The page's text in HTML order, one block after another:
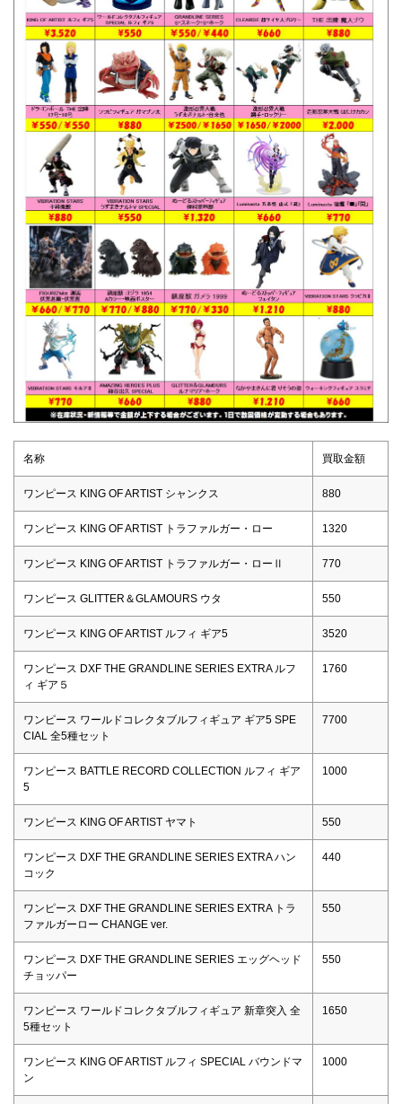
名称 買取金額
ワンピース KING OF ARTIST シャンクス 880
ワンピース KING OF ARTIST トラファルガー・ロー 1320
ワンピース KING OF ARTIST トラファルガー・ローⅡ 770
ワンピース GLITTER＆GLAMOURS ウタ 550
ワンピース KING OF ARTIST ルフィ ギア5 3520
ワンピース DXF THE GRANDLINE SERIES EXTRA ルフ
ィ ギア５
1760
ワンピース ワールドコレクタブルフィギュア ギア5 SPE
CIAL 全5種セット
7700
ワンピース BATTLE RECORD COLLECTION ルフィ ギア
5
1000
ワンピース KING OF ARTIST ヤマト 550
ワンピース DXF THE GRANDLINE SERIES EXTRA ハン
コック
440
ワンピース DXF THE GRANDLINE SERIES EXTRA トラ
ファルガーロー CHANGE ver.
550
ワンピース DXF THE GRANDLINE SERIES エッグヘッド
チョッパー
550
ワンピース ワールドコレクタブルフィギュア 新章突入 全
5種セット
1650
ワンピース KING OF ARTIST ルフィ SPECIAL バウンドマ
ン
1000